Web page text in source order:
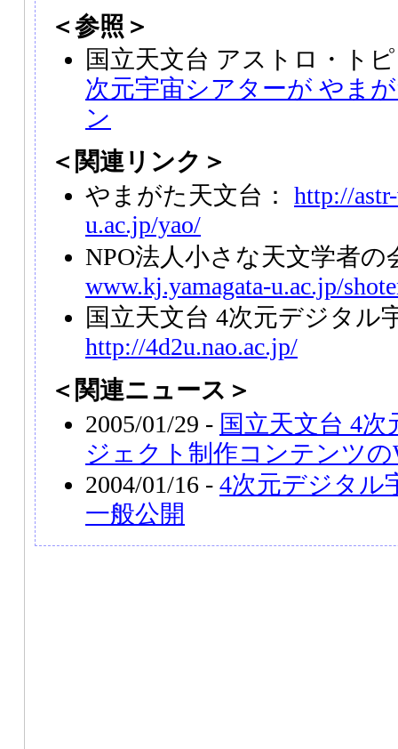
＜参照＞
国立天文台 アストロ・ト
次元宇宙シアターが やま
ン
＜関連リンク＞
やまがた天文台： http://
u.ac.jp/yao/
NPO法人小さな天文学者の
www.kj.yamagata-u.ac.jp/
国立天文台 4次元デジタル
http://4d2u.nao.ac.jp/
＜関連ニュース＞
2005/01/29 - 国立天文台 4
ジェクト制作コンテンツの
2004/01/16 - 4次元デジタル
一般公開